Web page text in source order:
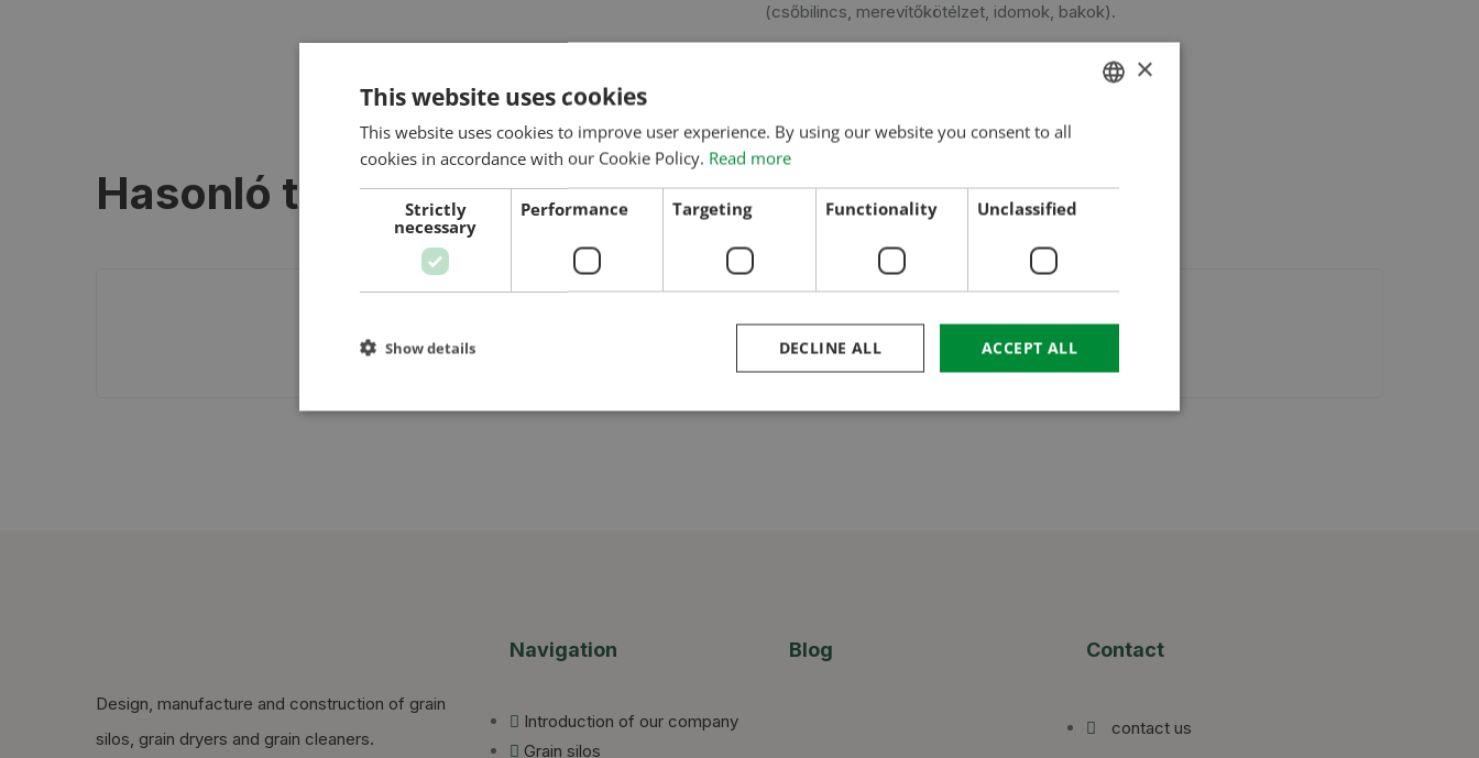
(csőbilincs, merevítőkötélzet, idomok, bakok).
Hasonló termékek
Csőbilincs ø200 mm
Design, manufacture and construction of grain
silos, grain dryers and grain cleaners.
Navigation
Introduction of our company
Grain silos
Blog Contact
contact us
HUNGARIAN
ROMANIAN
×
This website uses cookies
This website uses cookies to improve user experience. By using our website you consent to all
cookies in accordance with our Cookie Policy. Read more
Strictly
necessary
Performance Targeting Functionality Unclassified
ACCEPT ALL
DECLINE ALL
Show details